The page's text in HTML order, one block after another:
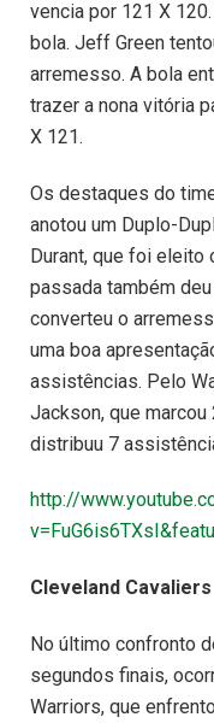
vencia por 121 X
bola. Jeff Green
arremesso. A bola
trazer a nona vitória
X 121.
Os destaques do
anotou um Duplo-
Durant, que foi eleito
passada também
converteu o
uma boa
assistências. Pelo
Jackson, que
distribuu 7
http://
Cleveland
No último confronto
segundos finais,
Warriors, que